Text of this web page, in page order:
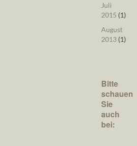
Juli
2015 (1)
August
2013(1)
Bitte
schauen
Sie
auch
bei: